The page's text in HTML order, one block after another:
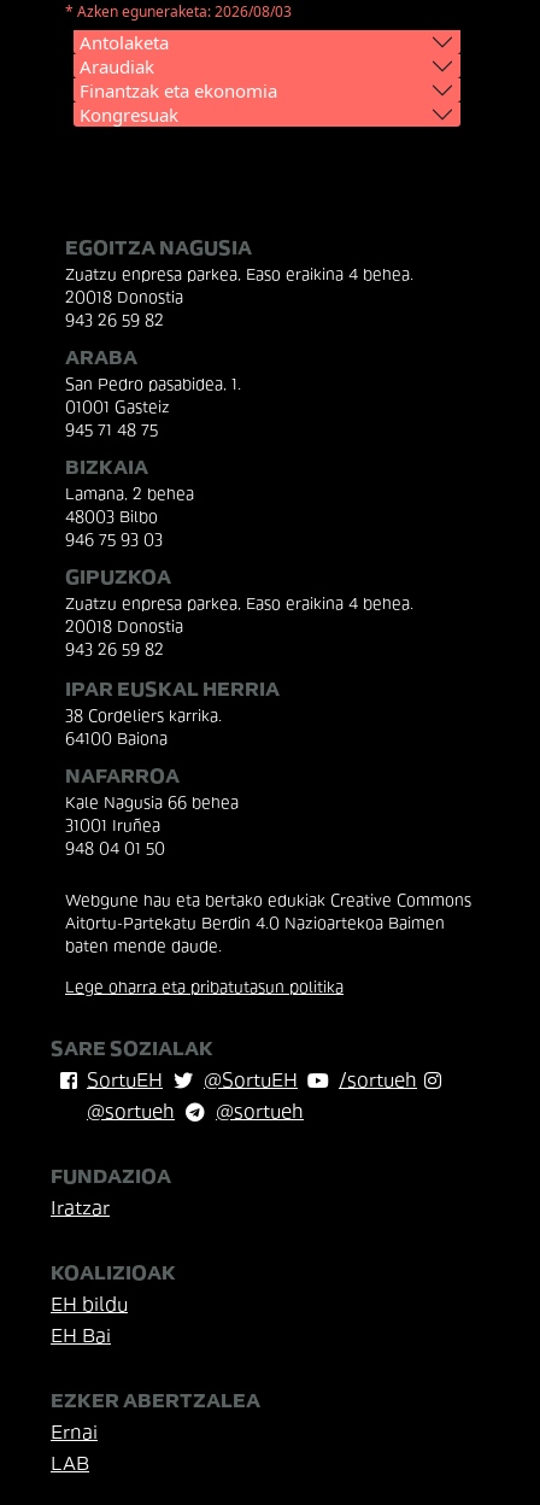
* Azken eguneraketa: 2026/08/03
Antolaketa
Araudiak
Finantzak eta ekonomia
Kongresuak
EGOITZA NAGUSIA
Zuatzu enpresa parkea, Easo eraikina 4 behea.
20018 Donostia
943 26 59 82
ARABA
San Pedro pasabidea, 1.
01001 Gasteiz
945 71 48 75
BIZKAIA
Lamana, 2 behea
48003 Bilbo
946 75 93 03
GIPUZKOA
Zuatzu enpresa parkea, Easo eraikina 4 behea.
20018 Donostia
943 26 59 82
IPAR EUSKAL HERRIA
38 Cordeliers karrika.
64100 Baiona
NAFARROA
Kale Nagusia 66 behea
31001 Iruñea
948 04 01 50
Webgune hau eta bertako edukiak Creative Commons
Aitortu-Partekatu Berdin 4.0 Nazioartekoa Baimen
baten mende daude.
Lege oharra eta pribatutasun politika
SARE SOZIALAK
SortuEH
@SortuEH
/sortueh
@sortueh
@sortueh
FUNDAZIOA
Iratzar
KOALIZIOAK
EH bildu
EH Bai
EZKER ABERTZALEA
Ernai
LAB